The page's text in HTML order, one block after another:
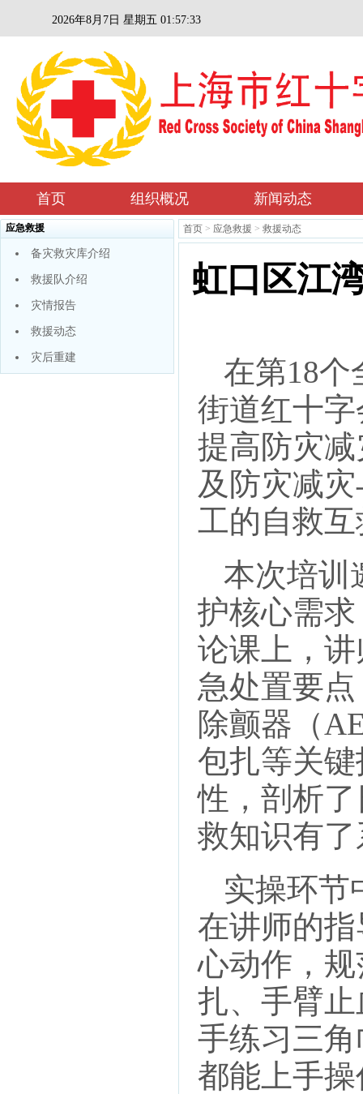
2026年8月7日 星期五 01:57:33
首页 组织概况 新闻动态
应急救援
备灾救灾库介绍
救援队介绍
灾情报告
救援动态
灾后重建
首页 > 应急救援 > 救援动态
虹口区江
在第18个
街道红十
提高防灾
及防灾减
工的自救
本次培训
护核心需
论课上，
急处置要
除颤器（
包扎等关
性，剖析
救知识有
实操环节
在讲师的
心动作，
扎、手臂
手练习三
都能上手